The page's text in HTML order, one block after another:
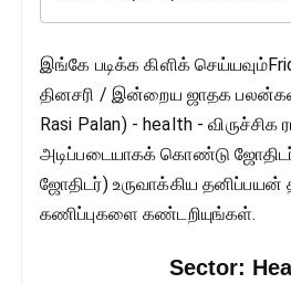
இங்கே படிக்க கிளிக்
தினசரி / இன்றைய ஜாதக பலன்கள்
Rasi Palan) - health - விருச்சிக
அடிப்படையாகக் கொண்டு ஜோதிடர்
ஜோதிடர்) உருவாக்கிய தனிப்பயன்
கணிப்புகளை கண்டறியுங்கள்.
Sector: